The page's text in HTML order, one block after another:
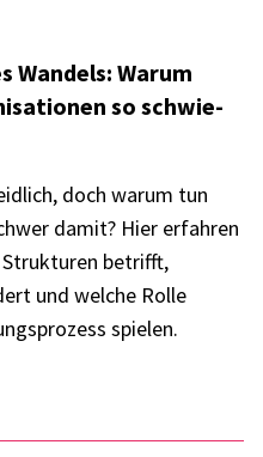
Wandels: Warum
so schwie­
doch warum tun
damit? Hier erfah­ren
Struk­tu­ren betrifft,
und welche Rolle
spie­len.